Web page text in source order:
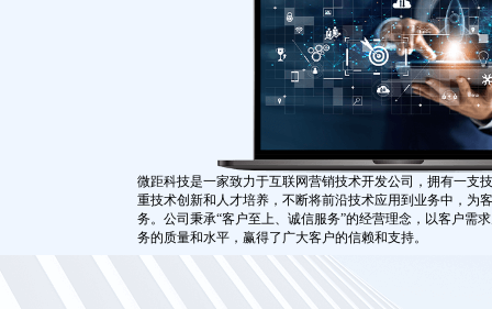
微距科技是一家致力于互联网营销技术开发公司，拥有一支
重技术创新和人才培养，不断将前沿技术应用到业务中，为
务。公司秉承“客户至上、诚信服务”的经营理念，以客户需
务的质量和水平，赢得了广大客户的信赖和支持。
未来，我们将继续秉承创新的精神，不断提升核心竞争力，
提供更好的产品和服务，成为互联网领域的领先企业之一，
新篇章。